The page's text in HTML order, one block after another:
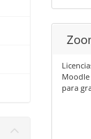
Moodle
para